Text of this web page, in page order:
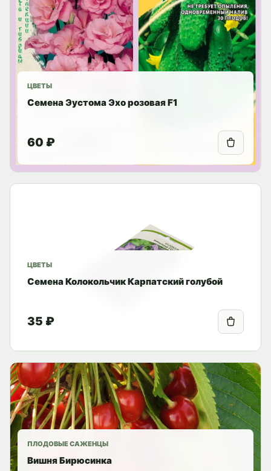
ЦВЕТЫ
Семена Эустома Эхо розовая F1
60 ₽
ЦВЕТЫ
Семена Колокольчик Карпатский голубой
35 ₽
ПЛОДОВЫЕ САЖЕНЦЫ
Вишня Бирюсинка